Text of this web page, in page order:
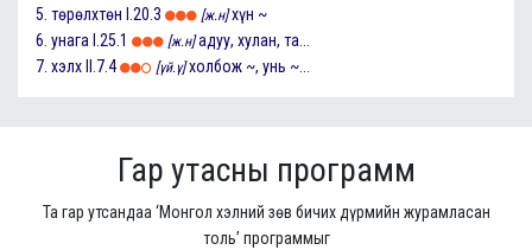
5. төрөлхтөн I.20.3 [ж.н] хүн ~
6. унага I.25.1 [ж.н] адуу, хулан, та...
7. хэлх II.7.4 [үй.ү] холбож ~, унь ~...
Гар утасны программ
Та гар утсандаа ‘Монгол хэлний зөв бичих дүрмийн журамласан
толь’ программыг